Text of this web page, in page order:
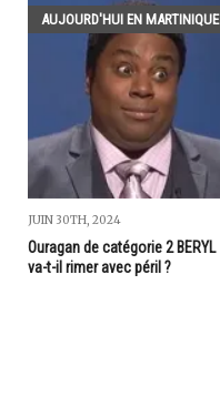
AUJOURD'HUI EN MARTINIQUE
JUIN 30TH, 2024
Ouragan de catégorie 2 BERYL
va-t-il rimer avec péril ?